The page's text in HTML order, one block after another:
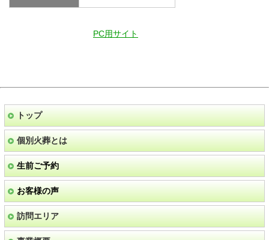
PC用サイト
トップ
個別火葬とは
生前ご予約
お客様の声
訪問エリア